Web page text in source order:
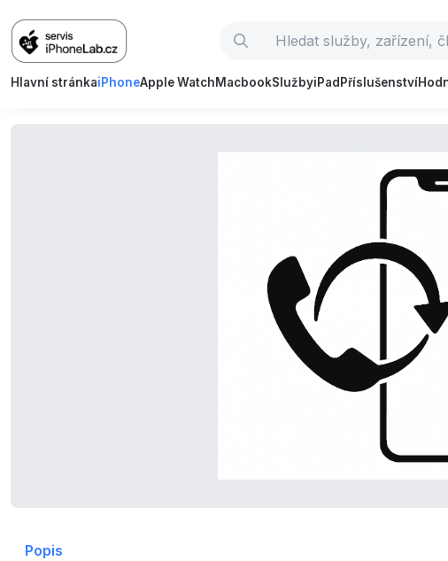
Hlavní stránkaiPhoneApple WatchMacbookSlužbyiPad Příslušenství
Popis